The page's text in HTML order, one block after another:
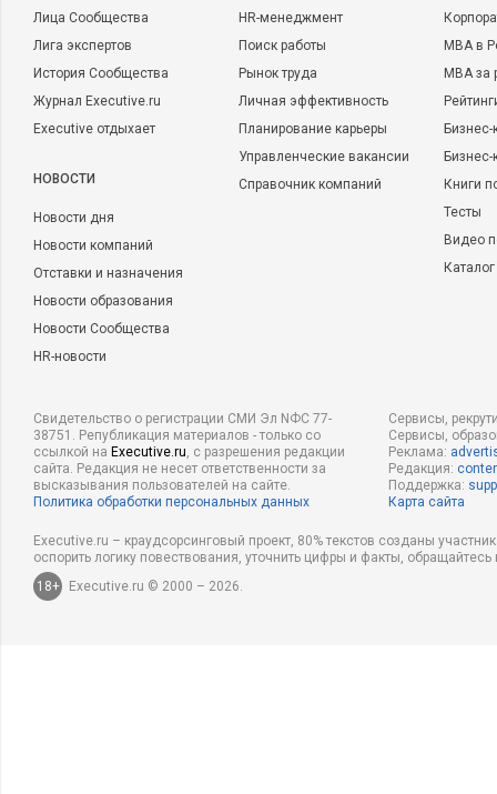
Лица Сообщества
Лига экспертов
История Сообщества
Журнал Executive.ru
Executive отдыхает
НОВОСТИ
Новости дня
Новости компаний
Отставки и назначения
Новости образования
Новости Сообщества
HR-новости
HR-менеджмент
Поиск работы
Рынок труда
Личная эффективность
Планирование карьеры
Управленческие вакансии
Справочник компаний
MBA в
MBA
Бизнес-
Книги
Тесты
Видео
Свидетельство о регистрации СМИ Эл NФС 77-
38751. Републикация материалов - только со
ссылкой на Executive.ru, с разрешения редакции
сайта. Редакция не несет ответственности за
высказывания пользователей на сайте.
Политика обработки персональных данных
Сервисы,
Сервисы,
Реклама:
Редакция:
Поддержка:
Карта сайта
Executive.ru – краудсорсинговый проект, 80% текстов созданы
оспорить логику повествования, уточнить цифры и факты,
18+
Executive.ru © 2000 – 2026.